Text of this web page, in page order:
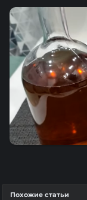
Похожие статьи